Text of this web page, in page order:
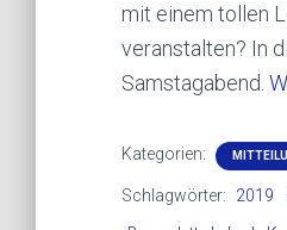
mit einem tollen
veranstalten? In
Samstagabend.
Kategorien:
Schlagwörter: 2019